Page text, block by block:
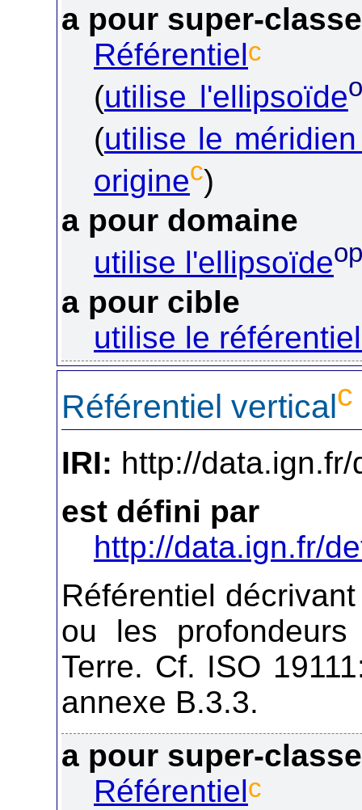
a pour super-
Référentielc
(utilise l'ellipsoïde
(utilise le
originec)
a pour domaine
utilise l'ellipsoïdeop
a pour cible
utilise le
Référentiel verticalc
IRI: http://
est défini par
http://data.ign.fr/
Référentiel
ou les
Terre. Cf. ISO
annexe B.3.3.
a pour super-
Référentiel c